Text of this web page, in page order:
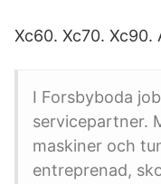
Xc60. Xc70.
I Forsbyboda
servicepartner.
maskiner och
entreprenad,